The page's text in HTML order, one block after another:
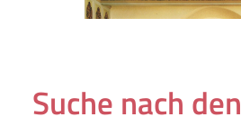
Suche nach den